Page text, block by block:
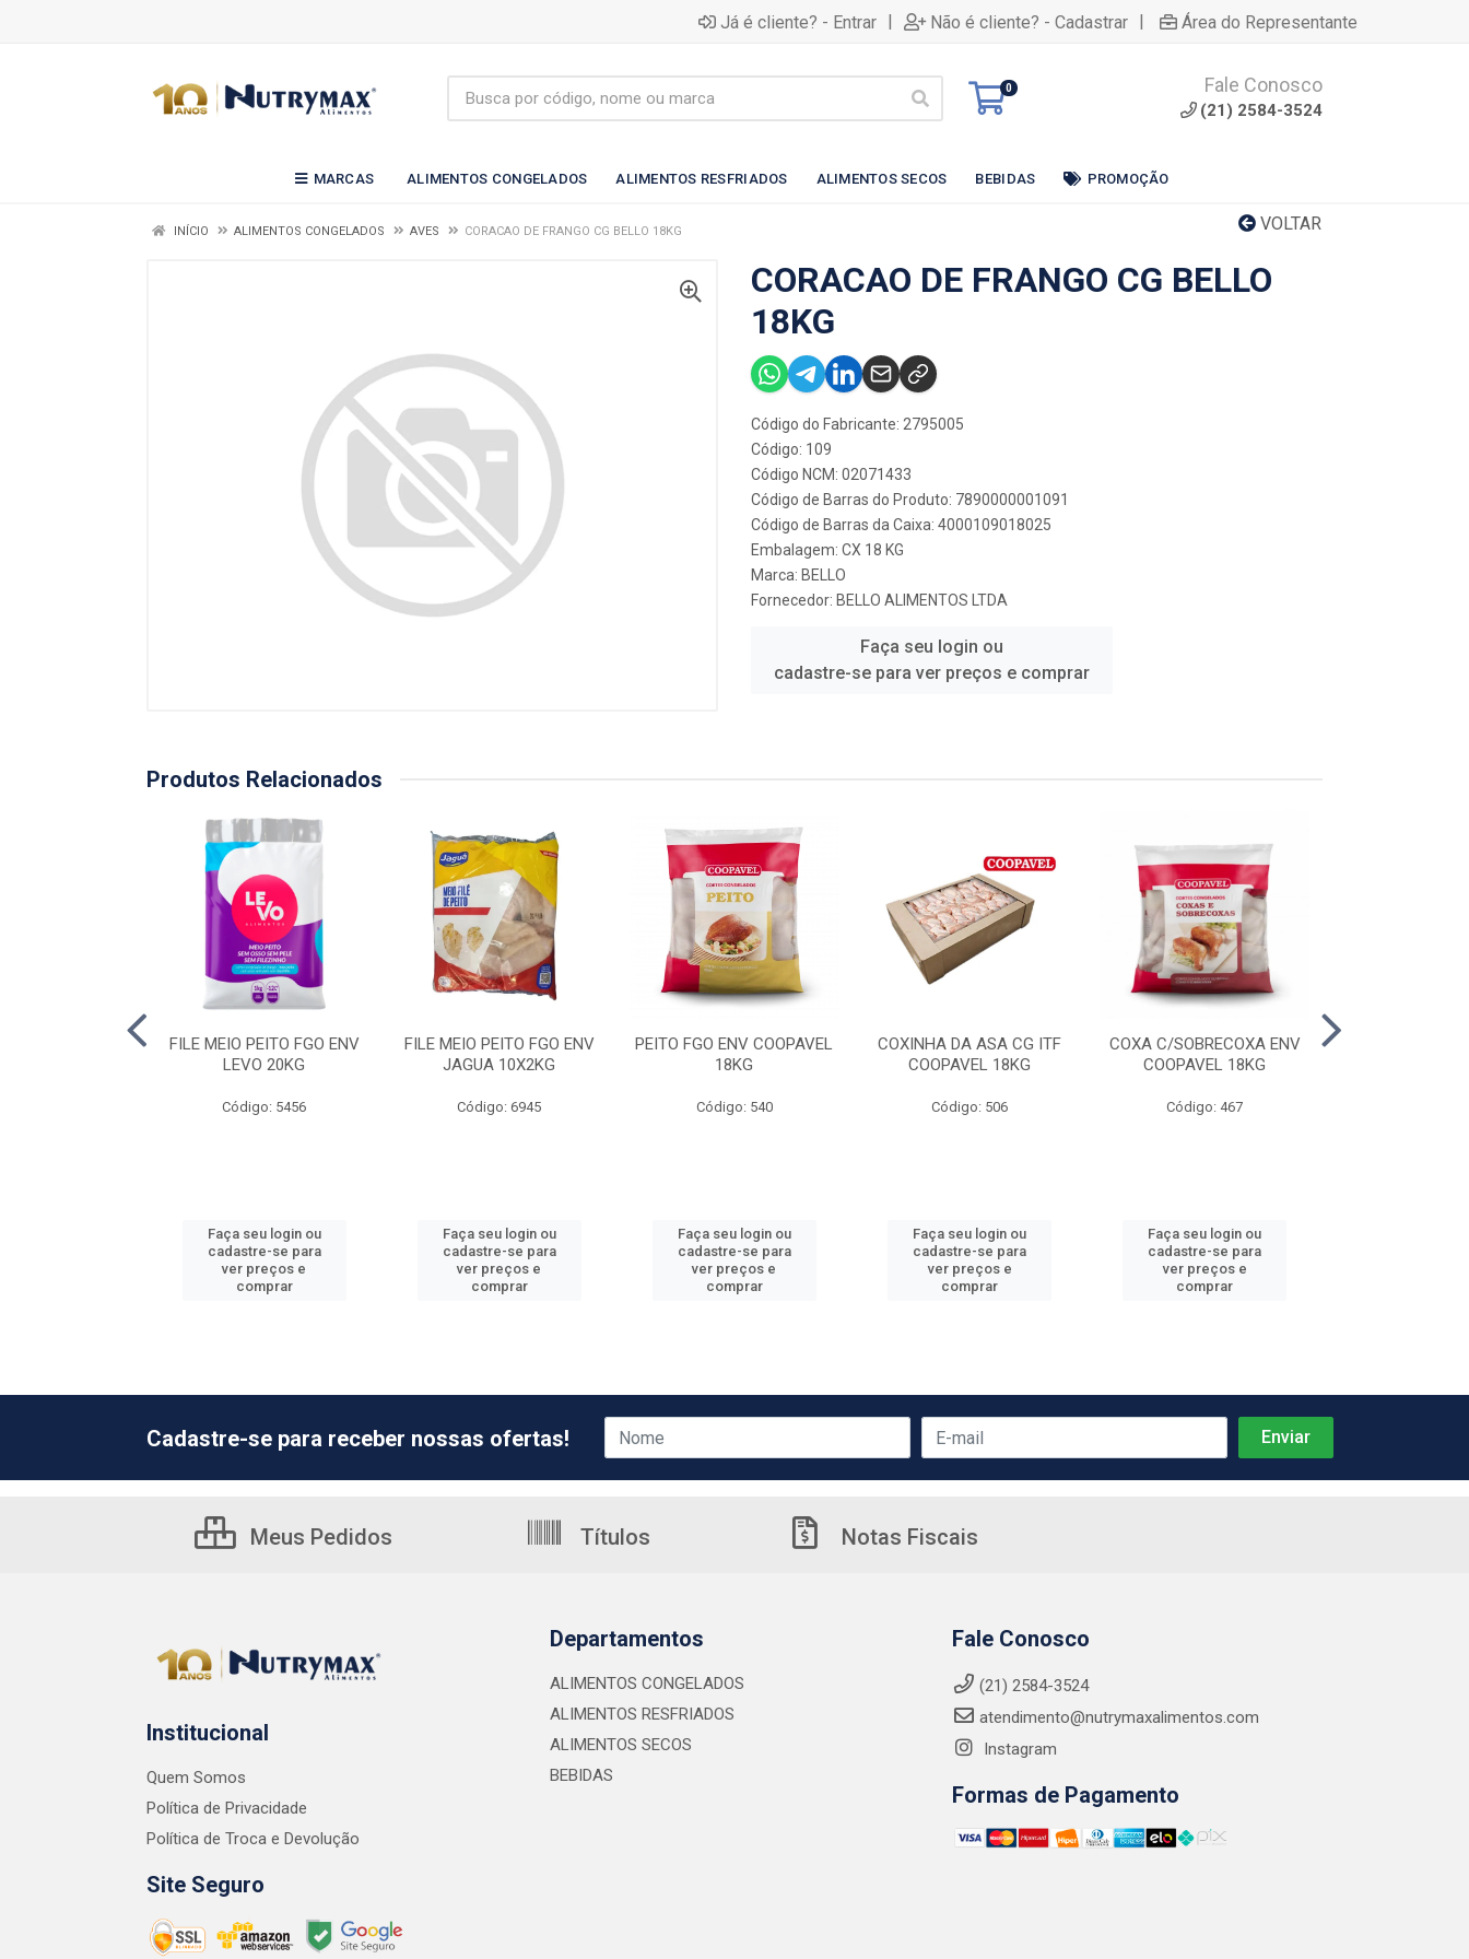
Já é cliente? - Entrar | Não é cliente? - Cadastrar | Área do Representante
0 Fale Conosco
(21) 2584-3524
MARCAS ALIMENTOS CONGELADOS ALIMENTOS RESFRIADOS ALIMENTOS SECOS BEBIDAS PROMOÇÃO
VOLTAR
INÍCIO ALIMENTOS CONGELADOS AVES CORACAO DE FRANGO CG BELLO 18KG
CORACAO DE FRANGO CG BELLO
18KG
Código do Fabricante: 2795005
Código: 109
Código NCM: 02071433
Código de Barras do Produto: 7890000001091
Código de Barras da Caixa: 4000109018025
Embalagem: CX 18 KG
Marca: BELLO
Fornecedor: BELLO ALIMENTOS LTDA
Faça seu login ou
cadastre-se para ver preços e comprar
Produtos Relacionados
FILE MEIO PEITO FGO ENV
LEVO 20KG
Código: 5456
Faça seu login ou
cadastre-se para
ver preços e
comprar
FILE MEIO PEITO FGO ENV
JAGUA 10X2KG
Código: 6945
Faça seu login ou
cadastre-se para
ver preços e
comprar
PEITO FGO ENV COOPAVEL
18KG
Código: 540
Faça seu login ou
cadastre-se para
ver preços e
comprar
COXINHA DA ASA CG ITF
COOPAVEL 18KG
Código: 506
Faça seu login ou
cadastre-se para
ver preços e
comprar
COXA C/SOBRECOXA ENV
COOPAVEL 18KG
Código: 467
Faça seu login ou
cadastre-se para
ver preços e
comprar
Cadastre-se para receber nossas ofertas!
Meus Pedidos Títulos Notas Fiscais
Institucional
Quem Somos
Política de Privacidade
Política de Troca e Devolução
Site Seguro
Departamentos
ALIMENTOS CONGELADOS
ALIMENTOS RESFRIADOS
ALIMENTOS SECOS
BEBIDAS
Fale Conosco
(21) 2584-3524
atendimento@nutrymaxalimentos.com
Instagram
Formas de Pagamento